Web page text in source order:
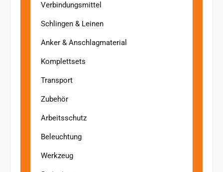
Verbindungsmittel
Schlingen & Leinen
Anker & Anschlagmaterial
Komplettsets
Transport
Zubehör
Arbeitsschutz
Beleuchtung
Werkzeug